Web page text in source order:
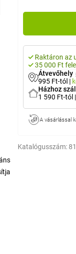
Raktáron az
35 000 Ft
Átvevőhely
995 Ft-tól |
Házhoz
1 590 Ft-tól |
A vásárlással
Katalógusszám: